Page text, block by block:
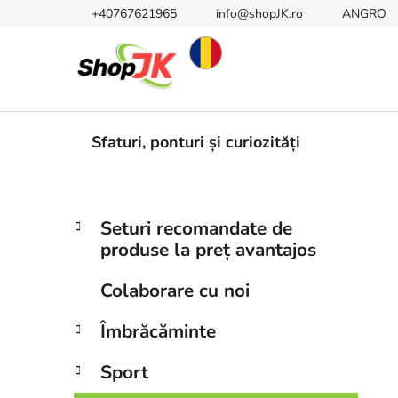
+40767621965 info@shopJK.ro ANGRO
Sfaturi, ponturi și curiozități
B
a
e
peste
categorii
C
a
r
i
Seturi recomandate de
produse la preț avantajos
Colaborare cu noi
Îmbrăcăminte
Sport